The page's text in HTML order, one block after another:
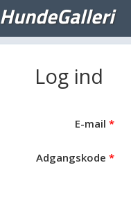
HundeGalleri
Log ind
E-mail
Adgangskode